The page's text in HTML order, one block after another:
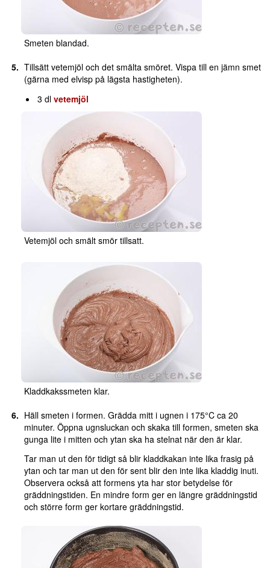
Smeten blandad.
Tillsätt vetemjöl och det smälta smöret. Vispa till en jämn smet
(gärna med elvisp på lägsta hastigheten).
3 dlvetemjöl
Vetemjöl och smält smör tillsatt.
Kladdkakssmeten klar.
Häll smeten i formen. Grädda mitt i ugnen i 175°C ca 20
minuter. Öppna ugnsluckan och skaka till formen, smeten ska
gunga lite i mitten och ytan ska ha stelnat när den är klar.
Tar man ut den för tidigt så blir kladdkakan inte lika frasig på
ytan och tar man ut den för sent blir den inte lika kladdig inuti.
Observera också att formens yta har stor betydelse för
gräddningstiden. En mindre form ger en längre gräddningstid
och större form ger kortare gräddningstid.